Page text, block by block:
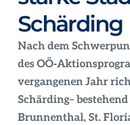
Schärding
Nach dem
des
vergangenen Jahr
Schärding–
Brunnenthal, St.